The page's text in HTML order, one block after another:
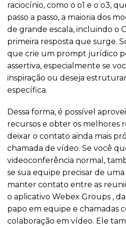
raciocínio, como o o1 e o o3,
passo a passo, a maioria dos
de grande escala, incluindo o
primeira resposta que surge.
que crie um prompt jurídico
assertiva, especialmente se
inspiração ou deseja
específica.
Dessa forma, é possível
recursos e obter os melhores
deixar o contato ainda mais
chamada de vídeo. Se você
videoconferência normal,
se sua equipe precisar de
manter contato entre as
o aplicativo Webex Groups ,
papo em equipe e chamadas
colaboração em vídeo. Ele